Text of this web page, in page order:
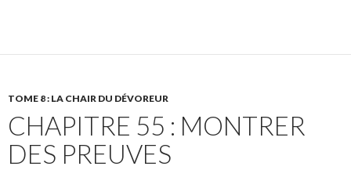
TOME 8 : LA CHAIR DU DÉVOREUR
CHAPITRE 55 : MONTRER
DES PREUVES